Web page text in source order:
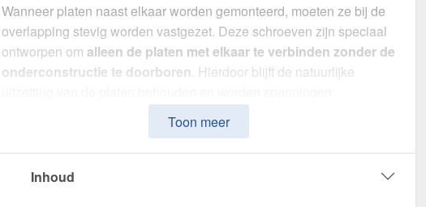
Wanneer platen naast elkaar worden gemonteerd, moeten ze bij de
overlapping stevig worden vastgezet. Deze schroeven zijn speciaal
ontworpen om alleen de platen met elkaar te verbinden zonder de
onderconstructie te doorboren . Hierdoor blijft de natuurlijke
Dankzij hun compacte lengte maken ze
Toon meer
Inhoud